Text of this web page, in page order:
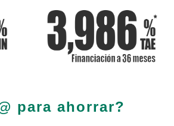
para ahorrar?